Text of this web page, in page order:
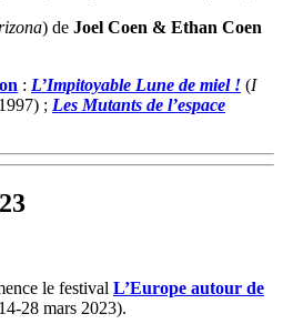
) de Joel Coen & Ethan Coen
: L’Impitoyable Lune de miel ! (I
1997) ; Les Mutants de l’espace
le festival L’Europe autour de
28 mars 2023).